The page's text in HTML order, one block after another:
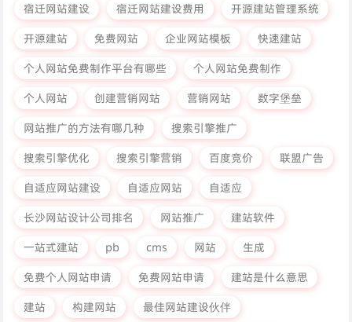
宿迁网站建设
宿迁网站建设费用
开源建站管理系统
开源建站
免费网站 企业网站模板
快速建站
个人网站免费制作平台有哪些
个人网站免费制作
个人网站
创建营销网站 营销网站
数字堡垒
网站推广的方法有哪几种
搜索引擎推广
搜索引擎优化
搜索引擎营销 百度竞价
联盟广告
自适应网站建设
自适应网站
自适应
长沙网站设计公司排名
网站推广
建站软件
一站式建站
pb cms 网站
生成
免费个人网站申请
免费网站申请
建站是什么意思
建站
构建网站
最佳网站建设伙伴